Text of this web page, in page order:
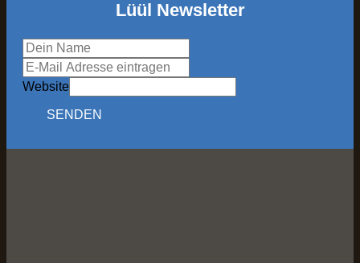
Lüül Newsletter
Website
SENDEN